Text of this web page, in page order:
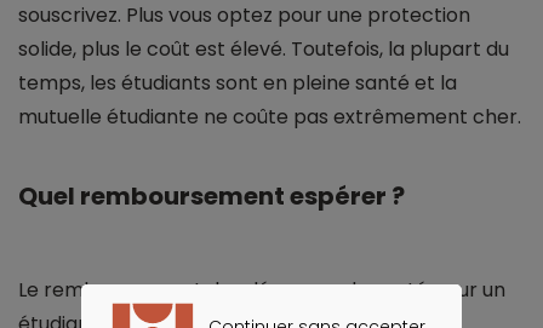
souscrivez. Plus vous optez pour une protection
solide, plus le coût est élevé. Toutefois, la plupart du
temps, les étudiants sont en pleine santé et la
mutuelle étudiante ne coûte pas extrêmement cher.
Quel remboursement espérer ?
Le remboursement des dépenses de santé pour un